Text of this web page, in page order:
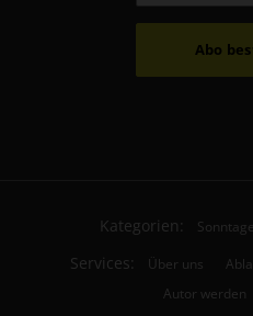
Abo
Kategorien: Sonntage
Services: Über uns
Autor werden